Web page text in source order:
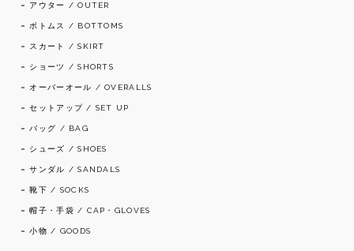
アウター / OUTER
ボトムス / BOTTOMS
スカート / SKIRT
ショーツ / SHORTS
オーバーオール / OVERALLS
セットアップ / SET UP
バッグ / BAG
シューズ / SHOES
サンダル / SANDALS
靴下 / SOCKS
帽子・手袋 / CAP・GLOVES
小物 / GOODS